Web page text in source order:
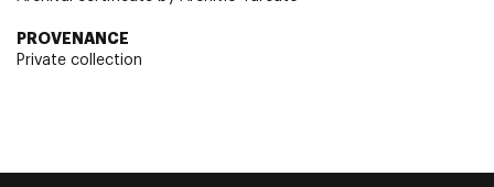
PROVENANCE
Private collection